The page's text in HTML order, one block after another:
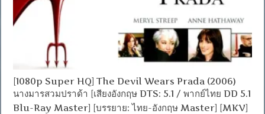
[1080p Super HQ] The Devil Wears Prada (2006)
นางมารสวมปราด้า [เสียงอังกฤษ DTS: 5.1 / พากย์ไทย DD 5.1
Blu-Ray Master] [บรรยาย: ไทย-อังกฤษ Master] [MKV]